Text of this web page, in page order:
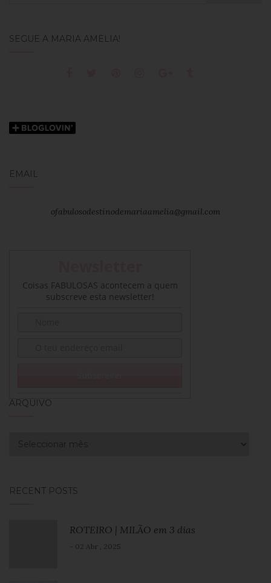
SEGUE A MARIA AMÉLIA!
EMAIL
ofabulosodestinodemariaamelia@gmail.com
Coisas FABULOSAS acontecem a quem
subscreve esta newsletter!
ARQUIVO
RECENT POSTS
ROTEIRO | MILÃO em 3 dias
- 02 Abr , 2025